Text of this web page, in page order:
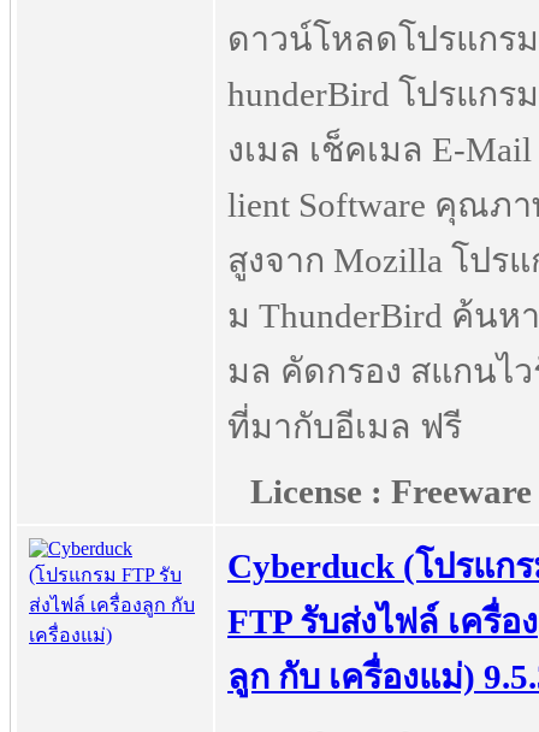
ดาวน์โหลดโปรแกร
hunderBird โปรแกร
งเมล เช็คเมล E-Mail
lient Software คุณภ
สูงจาก Mozilla โปรแ
ม ThunderBird ค้นห
มล คัดกรอง สแกนไว
ที่มากับอีเมล ฟรี
License : Freeware
Cyberduck (โปรแก
FTP รับส่งไฟล์ เครื่อง
ลูก กับ เครื่องแม่)